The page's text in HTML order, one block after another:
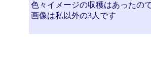
色々イメージの収穫はあったの
画像は私以外の3人です